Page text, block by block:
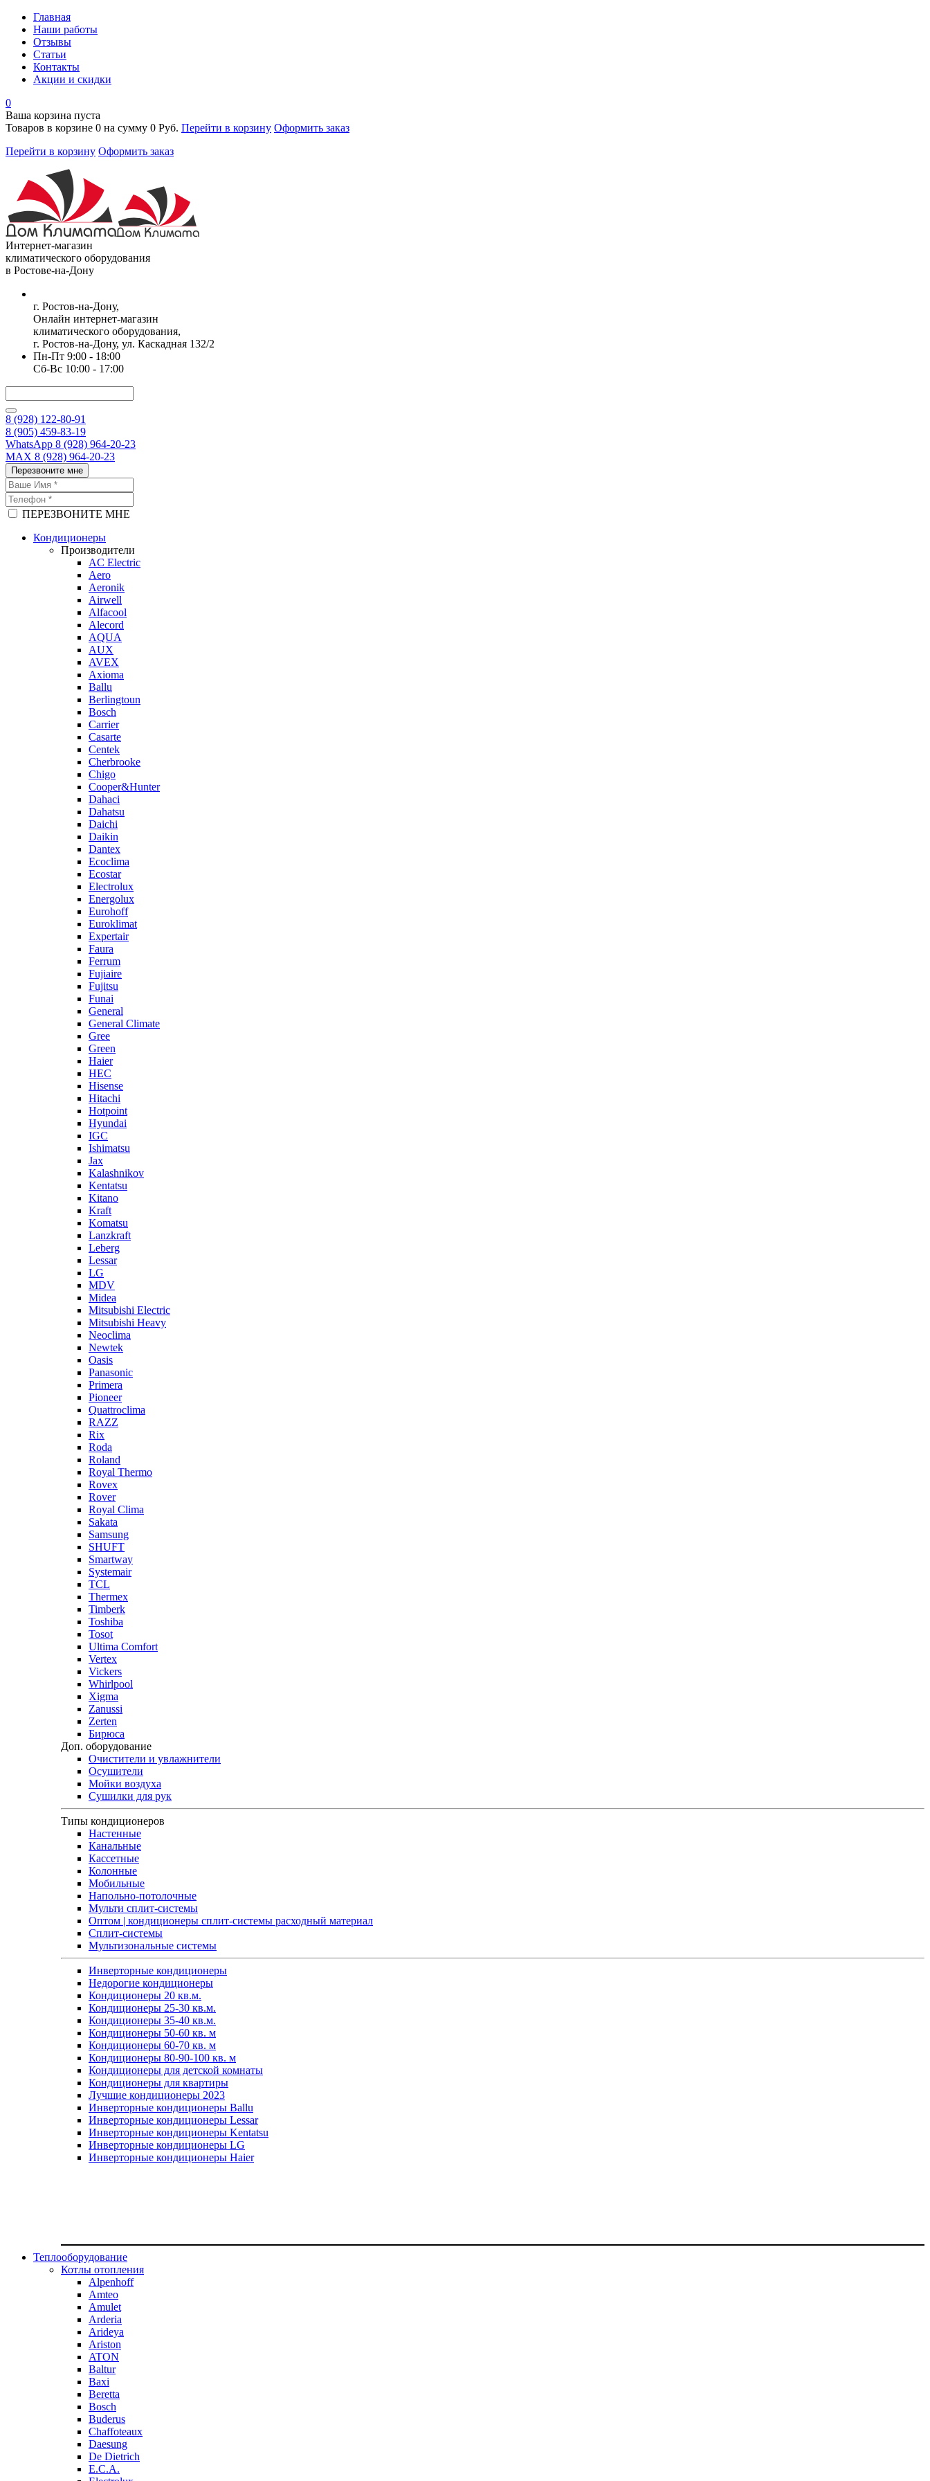
Главная
Наши работы
Отзывы
Статьи
Контакты
Акции и скидки
0
Ваша корзина пуста
Товаров в корзине 0 на сумму 0 Руб. Перейти в корзину Оформить заказ
Перейти в корзину Оформить заказ
Интернет-магазин
климатического оборудования
в Ростове-на-Дону
г. Ростов-на-Дону,
Онлайн интернет-магазин
климатического оборудования,
г. Ростов-на-Дону, ул. Каскадная 132/2
Пн-Пт 9:00 - 18:00
Сб-Вс 10:00 - 17:00
8 (928) 122-80-91
8 (905) 459-83-19
WhatsApp 8 (928) 964-20-23
MAX 8 (928) 964-20-23
Перезвоните мне
ПЕРЕЗВОНИТЕ МНЕ
Кондиционеры
Производители
AC Electric
Aero
Aeronik
Airwell
Alfacool
Alecord
AQUA
AUX
AVEX
Axioma
Ballu
Berlingtoun
Bosch
Carrier
Casarte
Centek
Cherbrooke
Chigo
Cooper&Hunter
Dahaci
Dahatsu
Daichi
Daikin
Dantex
Ecoclima
Ecostar
Electrolux
Energolux
Eurohoff
Euroklimat
Expertair
Faura
Ferrum
Fujiaire
Fujitsu
Funai
General
General Climate
Gree
Green
Haier
HEC
Hisense
Hitachi
Hotpoint
Hyundai
IGC
Ishimatsu
Jax
Kalashnikov
Kentatsu
Kitano
Kraft
Komatsu
Lanzkraft
Leberg
Lessar
LG
MDV
Midea
Mitsubishi Electric
Mitsubishi Heavy
Neoclima
Newtek
Oasis
Panasonic
Primera
Pioneer
Quattroclima
RAZZ
Rix
Roda
Roland
Royal Thermo
Rovex
Rover
Royal Clima
Sakata
Samsung
SHUFT
Smartway
Systemair
TCL
Thermex
Timberk
Toshiba
Tosot
Ultima Comfort
Vertex
Vickers
Whirlpool
Xigma
Zanussi
Zerten
Бирюса
Доп. оборудование
Очистители и увлажнители
Осушители
Мойки воздуха
Сушилки для рук
Типы кондиционеров
Настенные
Канальные
Кассетные
Колонные
Мобильные
Напольно-потолочные
Мульти сплит-системы
Оптом | кондиционеры сплит-системы расходный материал
Сплит-системы
Мультизональные системы
Инверторные кондиционеры
Недорогие кондиционеры
Кондиционеры 20 кв.м.
Кондиционеры 25-30 кв.м.
Кондиционеры 35-40 кв.м.
Кондиционеры 50-60 кв. м
Кондиционеры 60-70 кв. м
Кондиционеры 80-90-100 кв. м
Кондиционеры для детской комнаты
Кондиционеры для квартиры
Лучшие кондиционеры 2023
Инверторные кондиционеры Ballu
Инверторные кондиционеры Lessar
Инверторные кондиционеры Kentatsu
Инверторные кондиционеры LG
Инверторные кондиционеры Haier
Теплооборудование
Котлы отопления
Alpenhoff
Amteo
Amulet
Arderia
Arideya
Ariston
ATON
Baltur
Baxi
Beretta
Bosch
Buderus
Chaffoteaux
Daesung
De Dietrich
E.C.A.